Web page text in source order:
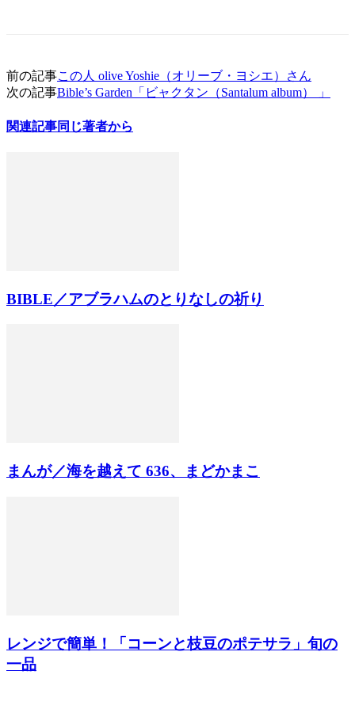
前の記事この人 olive Yoshie（オリーブ・ヨシエ）さん
次の記事Bible’s Garden「ビャクタン（Santalum album） 」
関連記事同じ著者から
BIBLE／アブラハムのとりなしの祈り
まんが／海を越えて 636、まどかまこ
レンジで簡単！「コーンと枝豆のポテサラ」旬の
一品